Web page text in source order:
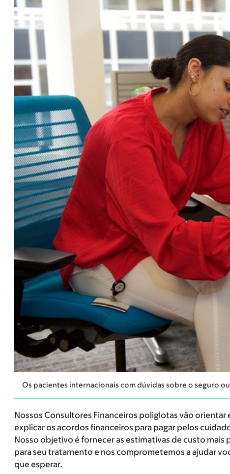
Os pacientes internacionais com dúvidas sobre o seguro
Nossos Consultores Financeiros poliglotas vão orientar
explicar os acordos financeiros para pagar pelos
Nosso objetivo é fornecer as estimativas de custo mais
para seu tratamento e nos comprometemos a ajudar
que esperar.